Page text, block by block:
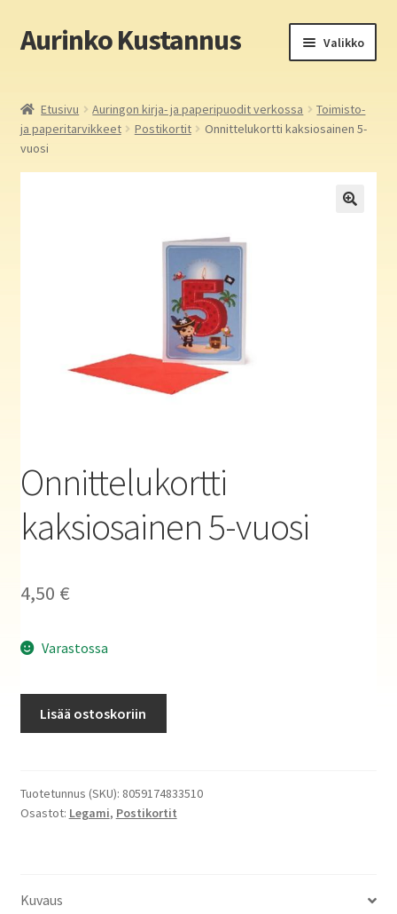
Siirry
navigointiin
Siirry
sisältöön
Aurinko Kustannus Valikko
Yritys
Aurinko Kustannus: kirjat
Auringon kirja- ja paperipuodit verkossa
Etusivu Auringon kirja- ja paperipuodit verkossa
Toimisto-
ja paperitarvikkeet
Postikortit
Onnittelukortti kaksiosainen 5-
vuosi
Onnittelukortti
kaksiosainen 5-vuosi
4,50 €
Varastossa
määrä
Lisää ostoskoriin
Tuotetunnus (SKU): 8059174833510
Osastot: Legami, Postikortit
Kuvaus